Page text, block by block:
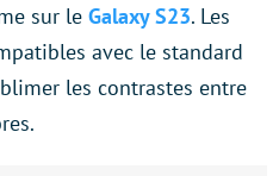
sur le Galaxy S23. Les
avec le standard
les contrastes entre